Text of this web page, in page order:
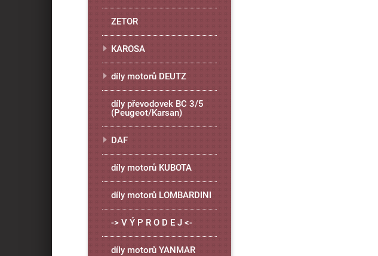
ZETOR
KAROSA
díly motorů DEUTZ
díly převodovek BC 3/5
(Peugeot/Karsan)
DAF
díly motorů KUBOTA
díly motorů LOMBARDINI
-> V Ý P R O D E J <-
díly motorů YANMAR